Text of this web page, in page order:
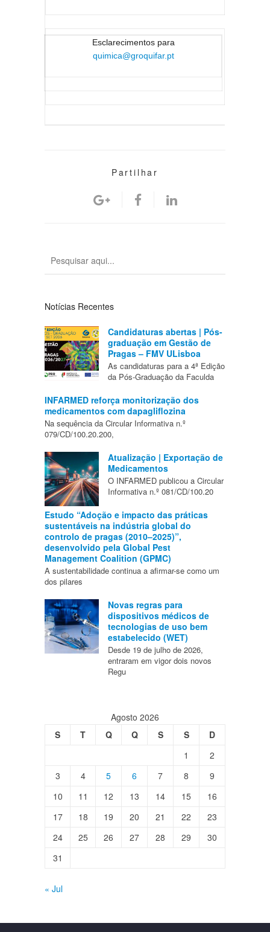
Esclarecimentos para
quimica@groquifar.pt
Partilhar
Notícias Recentes
Candidaturas abertas | Pós-
graduação em Gestão de
Pragas – FMV ULisboa
As candidaturas para a 4ª Edição
da Pós-Graduação da Faculda
INFARMED reforça monitorização dos
medicamentos com dapagliflozina
Na sequência da Circular Informativa n.º
079/CD/100.20.200,
Atualização | Exportação de
Medicamentos
O INFARMED publicou a Circular
Informativa n.º 081/CD/100.20
Estudo “Adoção e impacto das práticas
sustentáveis na indústria global do
controlo de pragas (2010–2025)”,
desenvolvido pela Global Pest
Management Coalition (GPMC)
A sustentabilidade continua a afirmar-se como um
dos pilares
Novas regras para
dispositivos médicos de
tecnologias de uso bem
estabelecido (WET)
Desde 19 de julho de 2026,
entraram em vigor dois novos
Regu
Agosto 2026
S
T Q Q S S
D
1
2
3
4 5 6 7 8
9
10
11 12 13 14 15
16
17
18 19 20 21 22
23
24
25 26 27 28 29
30
31
« Jul